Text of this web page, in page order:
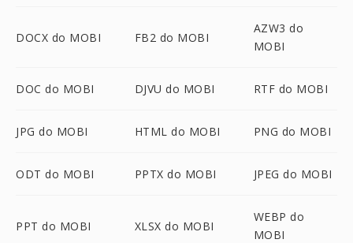
DOCX do MOBI FB2 do MOBI
AZW3 do
MOBI
DOC do MOBI DJVU do MOBI RTF do MOBI
JPG do MOBI HTML do MOBI PNG do MOBI
ODT do MOBI PPTX do MOBI JPEG do MOBI
PPT do MOBI XLSX do MOBI
WEBP do
MOBI